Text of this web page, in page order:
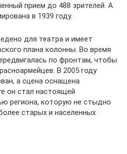
прием до 488 зрителей. А
в 1939 году.
для театра и имеет
плана колонны. Во время
по фронтам, чтобы
В 2005 году
а сцена оснащена
он стал настоящей
региона, которую не стыдно
старых и населенных